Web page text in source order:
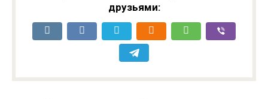
друзьями: